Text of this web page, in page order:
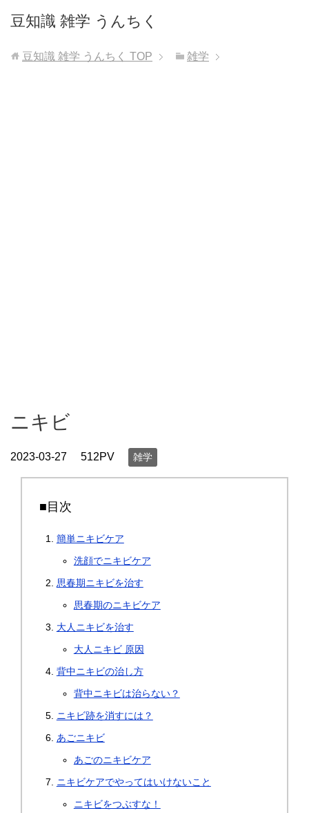
豆知識 雑学 うんちく
豆知識 雑学 うんちく TOP 雑学
ニキビ
2023-03-27 512PV 雑学
■目次
簡単ニキビケア
洗顔でニキビケア
思春期ニキビを治す
思春期のニキビケア
大人ニキビを治す
大人ニキビ 原因
背中ニキビの治し方
背中ニキビは治らない？
ニキビ跡を消すには？
あごニキビ
あごのニキビケア
ニキビケアでやってはいけないこと
ニキビをつぶすな！